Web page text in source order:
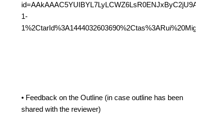
1-
• Feedback on the Outline (in case outline has been
shared with the reviewer)